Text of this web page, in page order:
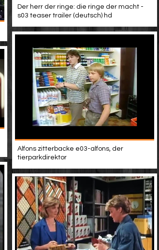
Der herr der ringe: die ringe der macht -
s03 teaser trailer (deutsch) hd
Alfons zitterbacke e03-alfons, der
tierparkdirektor